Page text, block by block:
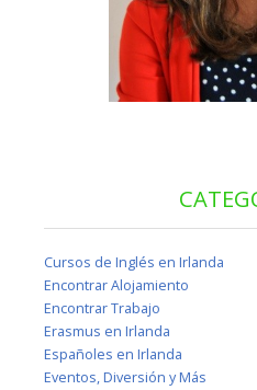
Cursos de Inglés en Irlanda
Encontrar Alojamiento
Encontrar Trabajo
Erasmus en Irlanda
Españoles en Irlanda
Eventos, Diversión y Más